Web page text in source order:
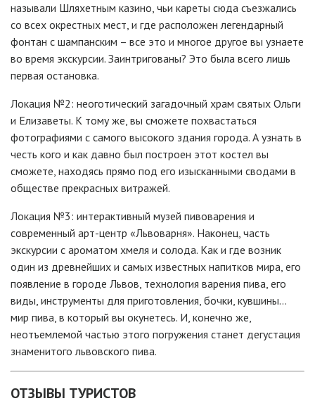
называли Шляхетным казино, чьи кареты сюда съезжались
со всех окрестных мест, и где расположен легендарный
фонтан с шампанским – все это и многое другое вы узнаете
во время экскурсии. Заинтригованы? Это была всего лишь
первая остановка.
Локация №2: неоготический загадочный храм святых Ольги
и Елизаветы. К тому же, вы сможете похвастаться
фотографиями с самого высокого здания города. А узнать в
честь кого и как давно был построен этот костел вы
сможете, находясь прямо под его изысканными сводами в
обществе прекрасных витражей.
Локация №3: интерактивный музей пивоварения и
современный арт-центр «Львоварня». Наконец, часть
экскурсии с ароматом хмеля и солода. Как и где возник
один из древнейших и самых известных напитков мира, его
появление в городе Львов, технология варения пива, его
виды, инструменты для приготовления, бочки, кувшины…
мир пива, в который вы окунетесь. И, конечно же,
неотъемлемой частью этого погружения станет дегустация
знаменитого львовского пива.
ОТЗЫВЫ ТУРИСТОВ